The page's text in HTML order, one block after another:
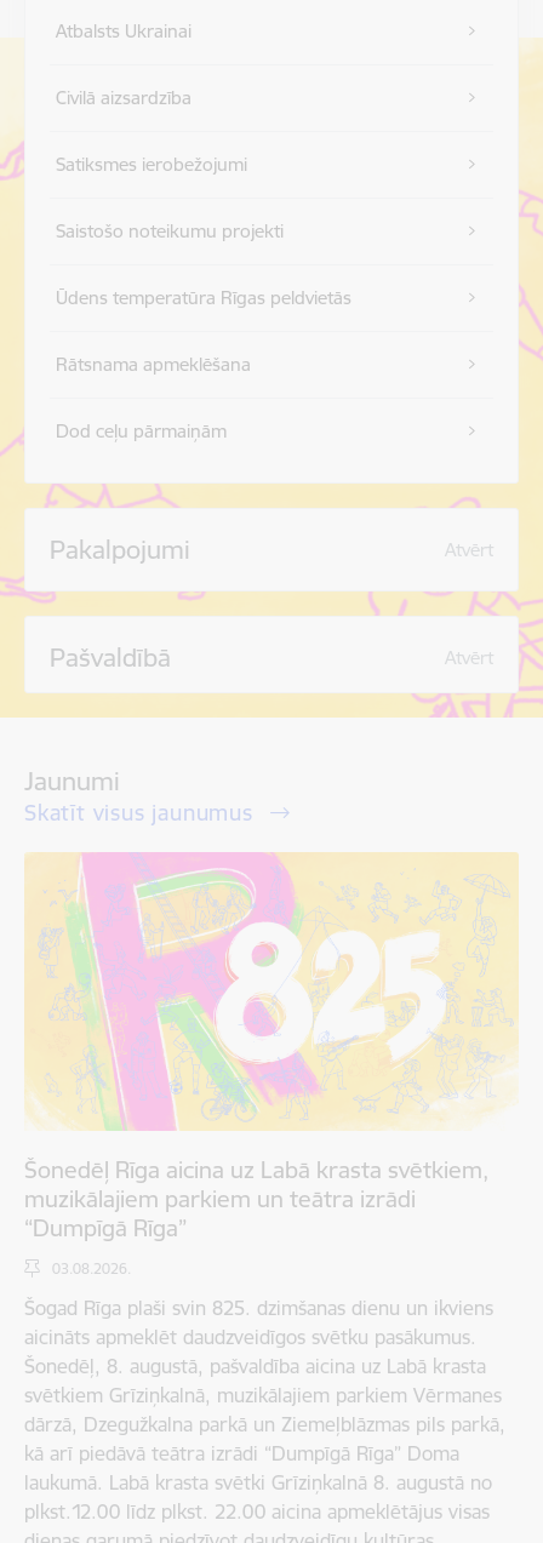
Atbalsts Ukrainai
Civilā aizsardzība
Satiksmes ierobežojumi
Saistošo noteikumu projekti
Ūdens temperatūra Rīgas peldvietās
Rātsnama apmeklēšana
Dod ceļu pārmaiņām
Pakalpojumi Atvērt
Pašvaldībā Atvērt
Jaunumi
Skatīt visus jaunumus
Šonedēļ Rīga aicina uz Labā krasta svētkiem,
muzikālajiem parkiem un teātra izrādi
“Dumpīgā Rīga”
03.08.2026.
Šogad Rīga plaši svin 825. dzimšanas dienu un ikviens
aicināts apmeklēt daudzveidīgos svētku pasākumus.
Šonedēļ, 8. augustā, pašvaldība aicina uz Labā krasta
svētkiem Grīziņkalnā, muzikālajiem parkiem Vērmanes
dārzā, Dzegužkalna parkā un Ziemeļblāzmas pils parkā,
kā arī piedāvā teātra izrādi “Dumpīgā Rīga” Doma
laukumā. Labā krasta svētki Grīziņkalnā 8. augustā no
plkst.12.00 līdz plkst. 22.00 aicina apmeklētājus visas